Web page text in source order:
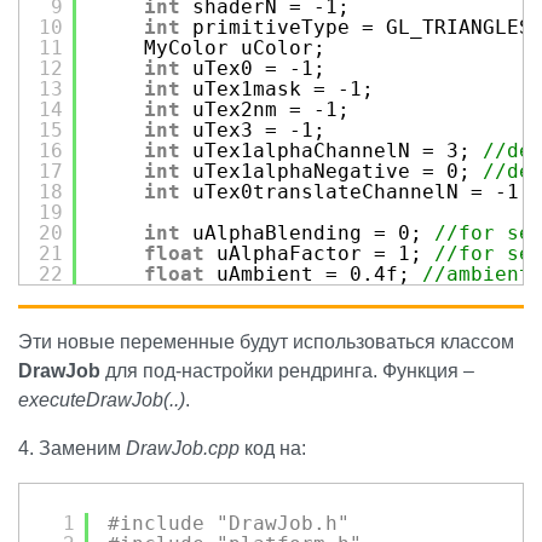
9
10
11
12
13
14
15
16
17
18
19
20
21
22
24
25
26
27
28
30
31
32
int
shaderN = -1;
int
primitiveType = GL_TRIANGLES;
MyColor uColor;
int
uTex0 = -1;
int
uTex1mask = -1;
int
uTex2nm = -1;
int
uTex3 = -1;
int
uTex1alphaChannelN = 3; //
int
uTex1alphaNegative = 0; //
int
uTex0translateChannelN = -1;
int
uAlphaBlending = 0; //for
float
uAlphaFactor = 1; //for
float
uAmbient = 0.4f; //
float uSpecularIntencity = 0.8f;
float
uSpecularMinDot = 0.8f;
float
uSpecularPowerOf = 20.0f;
float
int
int zBufferUpdate = 1;
public:
int pickShaderNumber() { return
void
setShaderType(std::string
Эти новые переменные будут использоваться классом
DrawJob для под-настройки рендринга. Функция –
executeDrawJob(..).
4. Заменим DrawJob.cpp код на:
1
#include "DrawJob.h"